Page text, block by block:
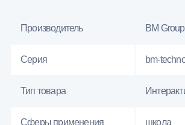
Производитель BM Group
Серия bm-
Тип товара
Сферы применения школа